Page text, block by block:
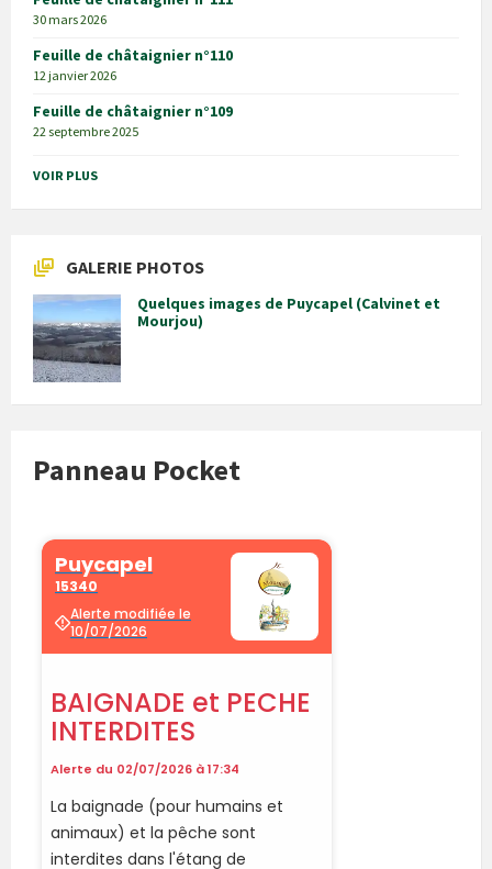
30 mars 2026
Feuille de châtaignier n°110
12 janvier 2026
Feuille de châtaignier n°109
22 septembre 2025
VOIR PLUS
GALERIE PHOTOS
Quelques images de Puycapel (Calvinet et
Mourjou)
Panneau Pocket